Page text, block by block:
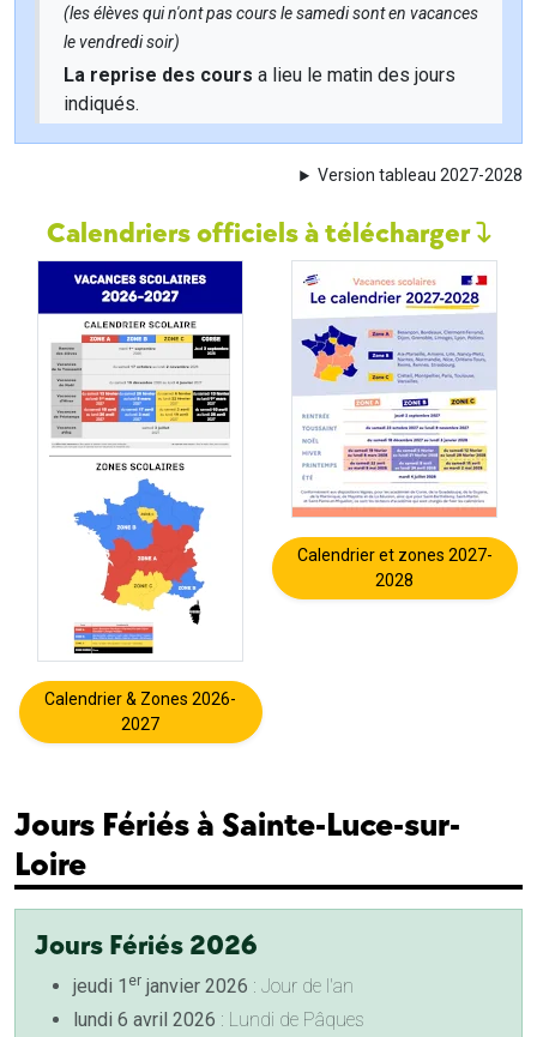
(les élèves qui n'ont pas cours le samedi sont en vacances
le vendredi soir)
La reprise des cours a lieu le matin des jours
indiqués.
Version tableau 2027-2028
Calendriers officiels à télécharger
Calendrier & Zones 2026-
2027
Calendrier et zones 2027-
2028
Jours Fériés à Sainte-Luce-sur-
Loire
Jours Fériés 2026
jeudi 1 er janvier 2026 : Jour de l'an
lundi 6 avril 2026 : Lundi de Pâques